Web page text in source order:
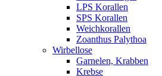
LPS Korallen
SPS Korallen
Weichkorallen
Zoanthus Palythoa
Wirbellose
Garnelen, Krabben
Krebse